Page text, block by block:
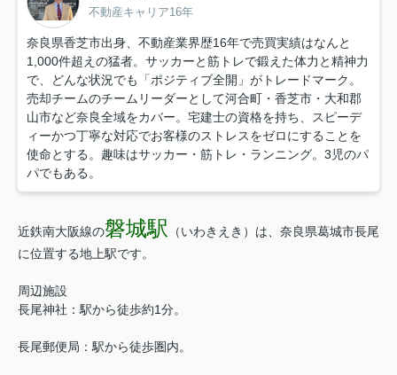
不動産キャリア16年
奈良県香芝市出身、不動産業界歴16年で売買実績はなんと
1,000件超えの猛者。サッカーと筋トレで鍛えた体力と精神力
で、どんな状況でも「ポジティブ全開」がトレードマーク。
売却チームのチームリーダーとして河合町・香芝市・大和郡
山市など奈良全域をカバー。宅建士の資格を持ち、スピーデ
ィーかつ丁寧な対応でお客様のストレスをゼロにすることを
使命とする。趣味はサッカー・筋トレ・ランニング。3児のパ
パでもある。
近鉄南大阪線の磐城駅
（いわきえき）は、奈良県葛城市長尾
に位置する地上駅です。
周辺施設
長尾神社：駅から徒歩約1分。
長尾郵便局：駅から徒歩圏内。